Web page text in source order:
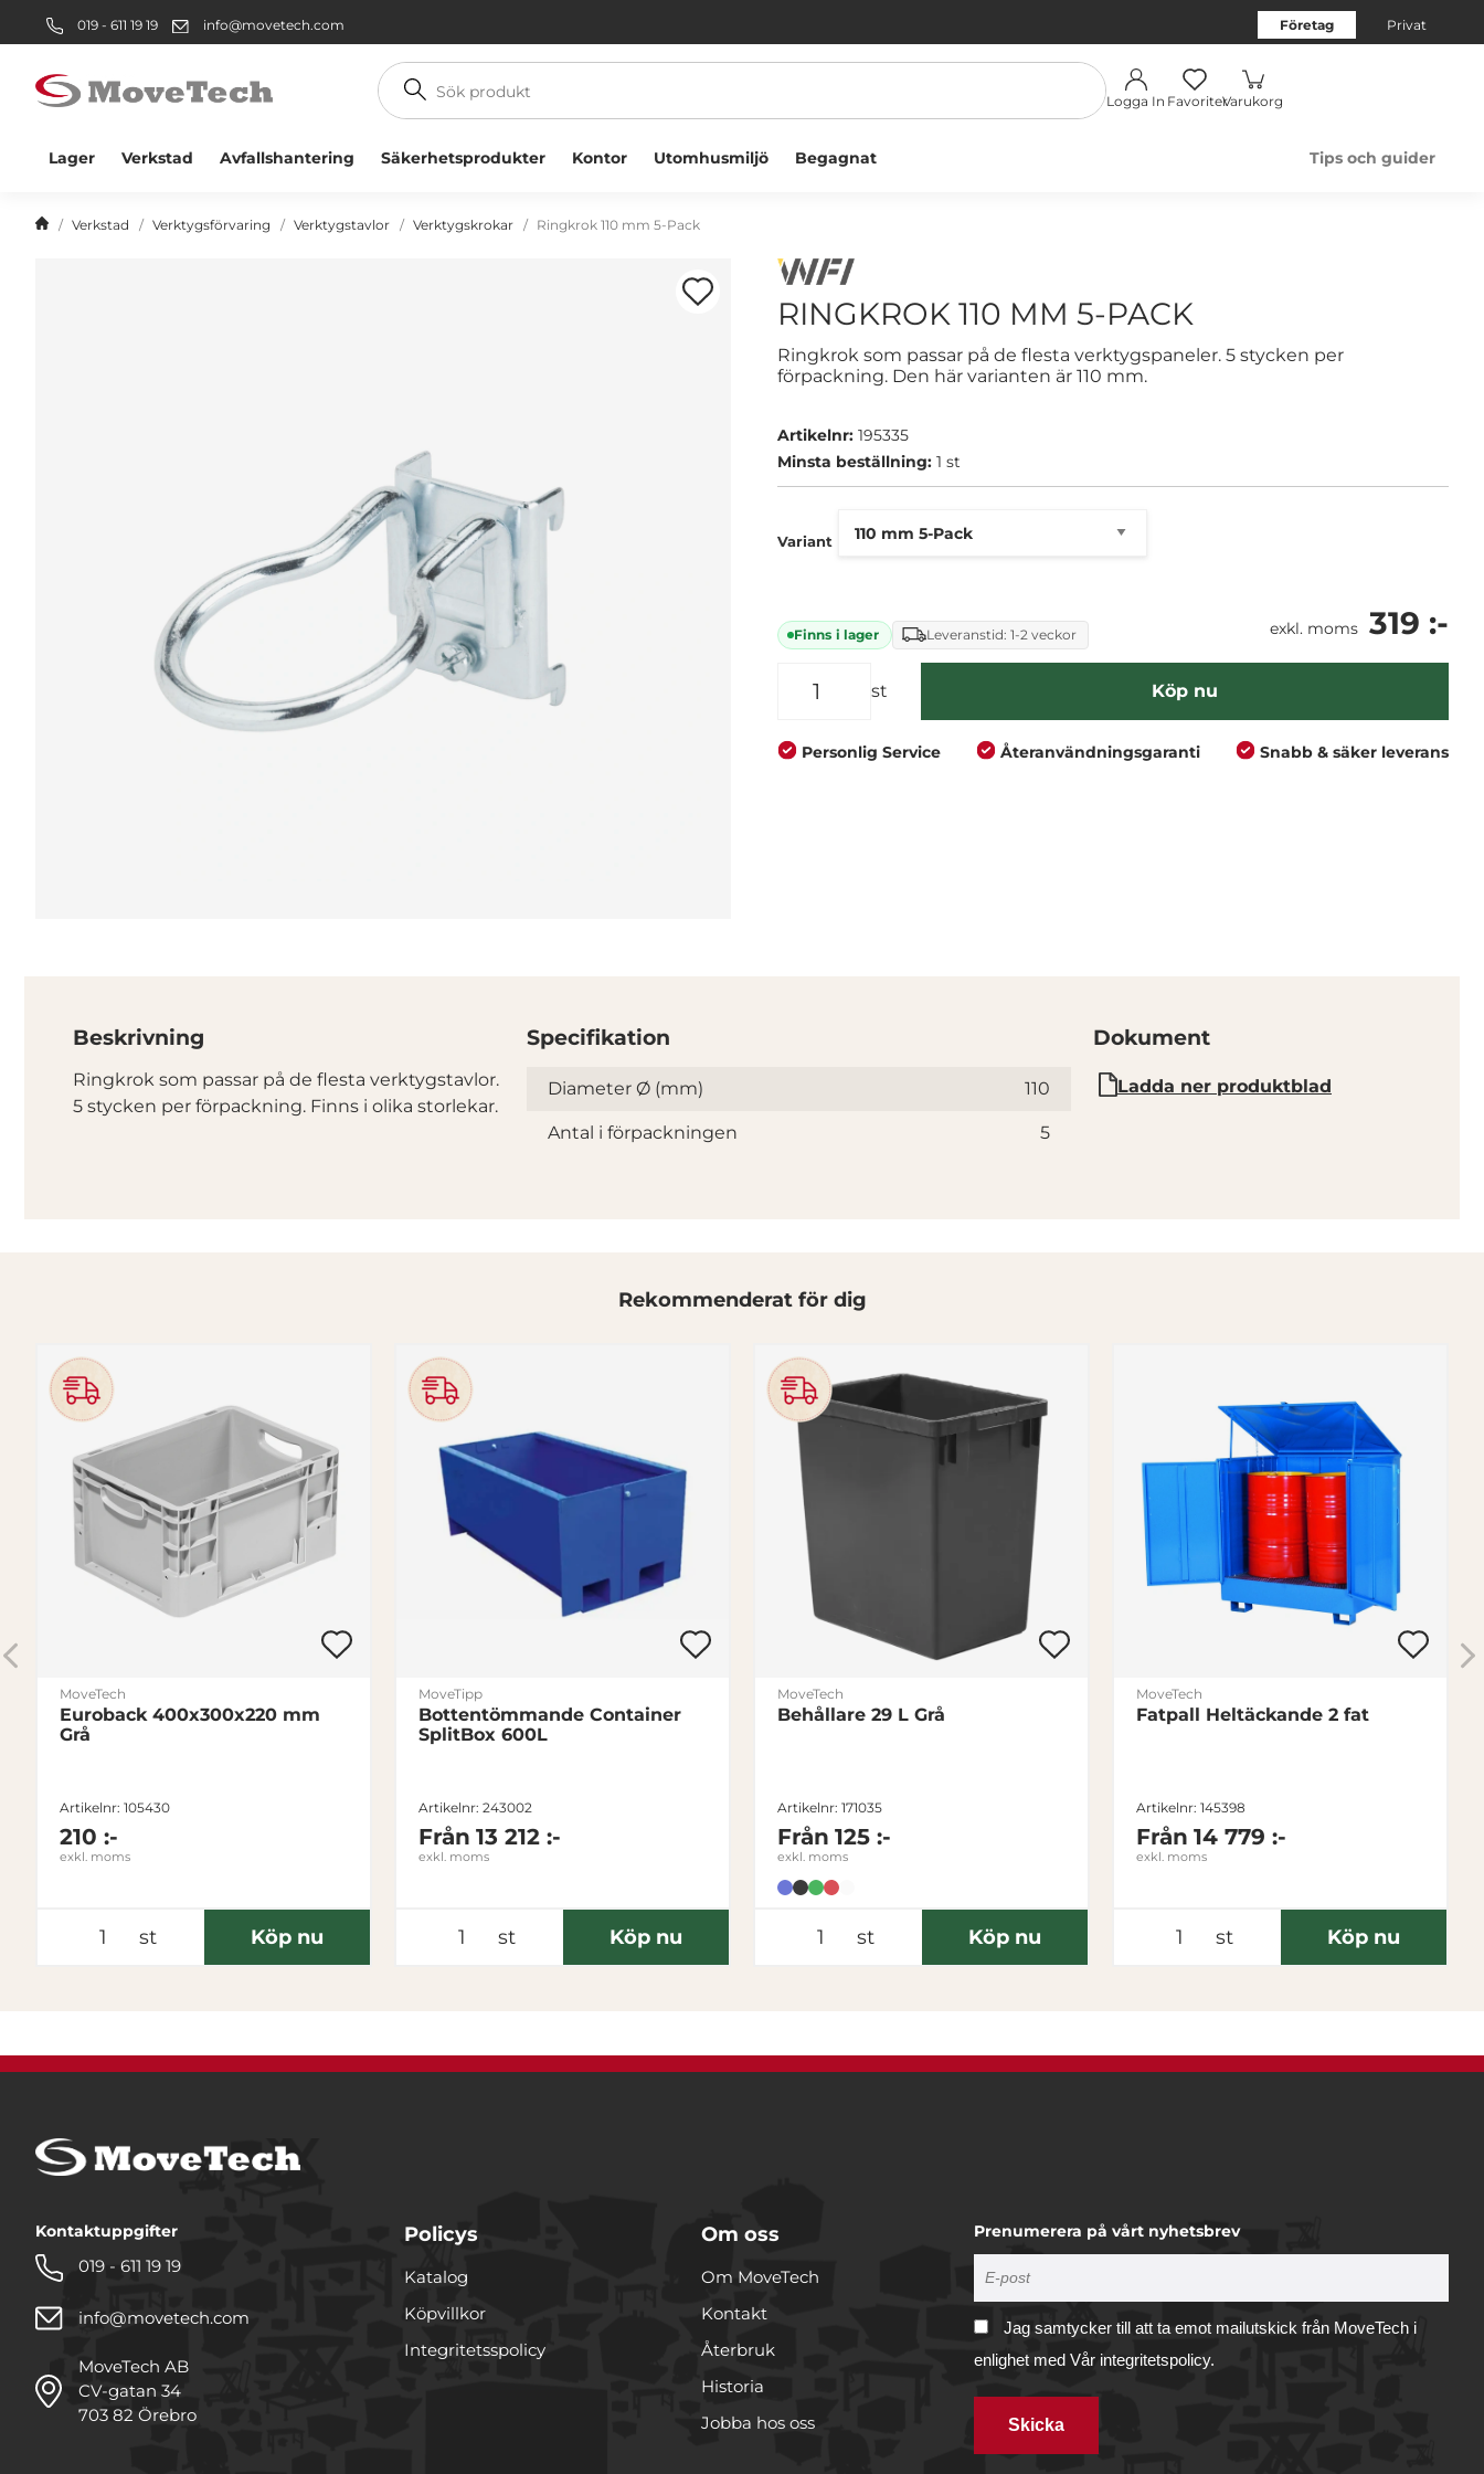
019 - 611 19 19 info@movetech.com Företag Privat
Sök
produkt
Logga In FavoriterVarukorg
Lager Verkstad Avfallshantering Säkerhetsprodukter Kontor Utomhusmiljö Begagnat Tips och guider
Verkstad Verktygsförvaring Verktygstavlor Verktygskrokar Ringkrok 110 mm 5-Pack
RINGKROK 110 MM 5-PACK
Ringkrok som passar på de flesta verktygspaneler. 5 stycken per
förpackning. Den här varianten är 110 mm.
Artikelnr: 195335
Minsta beställning: 1 st
Variant
Finns i lager Leveranstid: 1-2 veckor exkl. moms 319 :-
st Köp nu
Personlig Service Återanvändningsgaranti Snabb & säker leverans
Beskrivning
Ringkrok som passar på de flesta verktygstavlor.
5 stycken per förpackning. Finns i olika storlekar.
Specifikation
Specifikation
Diameter Ø (mm) 110
Antal i förpackningen 5
Dokument
Ladda ner produktblad
Rekommenderat för dig
MoveTech
Euroback 400x300x220 mm
Grå
Artikelnr: 105430
210 :-
exkl. moms
st Köp nu
MoveTipp
Bottentömmande Container
SplitBox 600L
Artikelnr: 243002
Från 13 212 :-
exkl. moms
st Köp nu
MoveTech
Behållare 29 L Grå
Artikelnr: 171035
Från 125 :-
exkl. moms
st Köp nu
MoveTech
Fatpall Heltäckande 2 fat
Artikelnr: 145398
Från 14 779 :-
exkl. moms
st Köp nu
Kontaktuppgifter
019 - 611 19 19
info@movetech.com
MoveTech AB
CV-gatan 34
703 82 Örebro
Policys
Katalog
Köpvillkor
Integritetsspolicy
Om oss
Om MoveTech
Kontakt
Återbruk
Historia
Jobba hos oss
Prenumerera på vårt nyhetsbrev
Jag samtycker till att ta emot mailutskick från MoveTech i
enlighet med Vår integritetspolicy.
Skicka
Välkommen! Välj hur du vill handla:
Privatperson